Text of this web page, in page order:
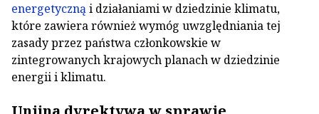
energetycznąi działaniami w dziedzinie klimatu,
które zawiera również wymóg uwzględniania tej
zasady przez państwa członkowskie w
zintegrowanych krajowych planach w dziedzinie
energii i klimatu.